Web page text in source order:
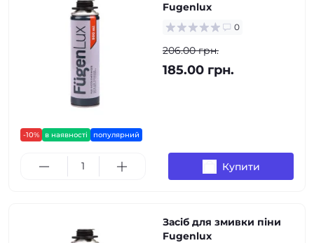
-10% в наявності популярний
Fugenlux
0
206.00 грн.
185.00 грн.
Купити
Засіб для змивки піни
Fugenlux